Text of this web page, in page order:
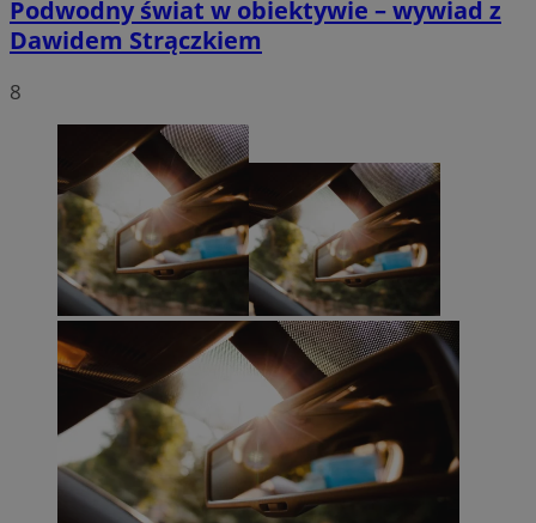
Podwodny świat w obiektywie – wywiad z
Dawidem Strączkiem
8